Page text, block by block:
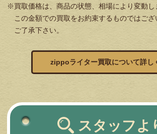
※買取価格は、商品の状態、相場により変動し
この金額での買取をお約束するものではご
ご了承下さい。
zippoライター買取について詳し
スタッフよ